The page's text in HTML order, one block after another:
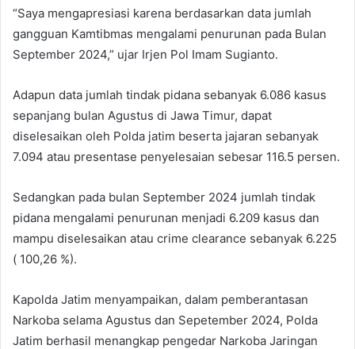
“Saya mengapresiasi karena berdasarkan data jumlah
gangguan Kamtibmas mengalami penurunan pada Bulan
September 2024,” ujar Irjen Pol Imam Sugianto.
Adapun data jumlah tindak pidana sebanyak 6.086 kasus
sepanjang bulan Agustus di Jawa Timur, dapat
diselesaikan oleh Polda jatim beserta jajaran sebanyak
7.094 atau presentase penyelesaian sebesar 116.5 persen.
Sedangkan pada bulan September 2024 jumlah tindak
pidana mengalami penurunan menjadi 6.209 kasus dan
mampu diselesaikan atau crime clearance sebanyak 6.225
( 100,26 %).
Kapolda Jatim menyampaikan, dalam pemberantasan
Narkoba selama Agustus dan Sepetember 2024, Polda
Jatim berhasil menangkap pengedar Narkoba Jaringan